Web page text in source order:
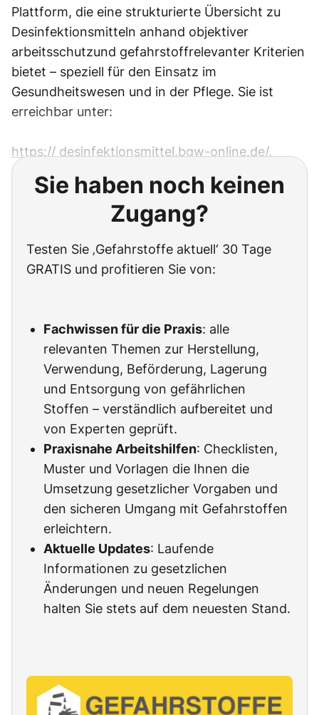
Plattform, die eine strukturierte Übersicht zu
Desinfektionsmitteln anhand objektiver
arbeitsschutzund gefahrstoffrelevanter Kriterien
bietet – speziell für den Einsatz im
Gesundheitswesen und in der Pflege. Sie ist
erreichbar unter:
https:// desinfektionsmittel.bgw-online.de/.
Sie haben noch keinen
Zugang?
Testen Sie ‚Gefahrstoffe aktuell‘ 30 Tage
GRATIS und profitieren Sie von:
Fachwissen für die Praxis: alle
relevanten Themen zur Herstellung,
Verwendung, Beförderung, Lagerung
und Entsorgung von gefährlichen
Stoffen – verständlich aufbereitet und
von Experten geprüft.
Praxisnahe Arbeitshilfen: Checklisten,
Muster und Vorlagen die Ihnen die
Umsetzung gesetzlicher Vorgaben und
den sicheren Umgang mit Gefahrstoffen
erleichtern.
Aktuelle Updates: Laufende
Informationen zu gesetzlichen
Änderungen und neuen Regelungen
halten Sie stets auf dem neuesten Stand.